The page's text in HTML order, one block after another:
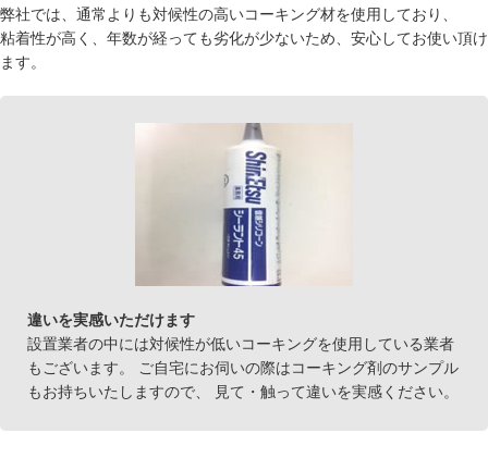
弊社では、通常よりも対候性の高いコーキング材を使用しており、
粘着性が高く、年数が経っても劣化が少ないため、安心してお使い頂け
ます。
違いを実感いただけます
設置業者の中には対候性が低いコーキングを使用している業者
もございます。 ご自宅にお伺いの際はコーキング剤のサンプル
もお持ちいたしますので、 見て・触って違いを実感ください。